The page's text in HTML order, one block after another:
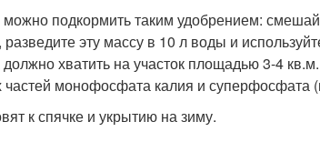
подкормить таким удобрением:
разведите эту массу в 10 л воды и
должно хватить на участок площадью 3-4
монофосфата калия и суперфосфата
к спячке и укрытию на зиму.